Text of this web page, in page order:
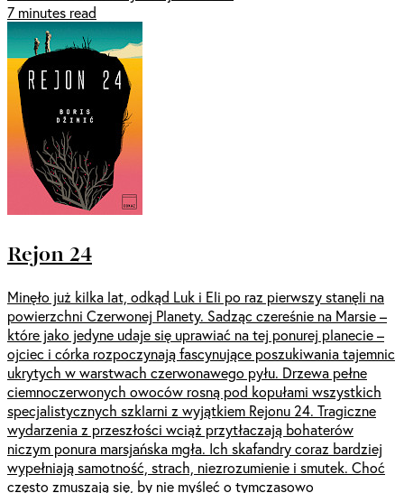
7 minutes read
Rejon 24
Minęło już kilka lat, odkąd Luk i Eli po raz pierwszy stanęli na
powierzchni Czerwonej Planety. Sadząc czereśnie na Marsie –
które jako jedyne udaje się uprawiać na tej ponurej planecie –
ojciec i córka rozpoczynają fascynujące poszukiwania tajemnic
ukrytych w warstwach czerwonawego pyłu. Drzewa pełne
ciemnoczerwonych owoców rosną pod kopułami wszystkich
specjalistycznych szklarni z wyjątkiem Rejonu 24. Tragiczne
wydarzenia z przeszłości wciąż przytłaczają bohaterów
niczym ponura marsjańska mgła. Ich skafandry coraz bardziej
wypełniają samotność, strach, niezrozumienie i smutek. Choć
często zmuszają się, by nie myśleć o tymczasowo